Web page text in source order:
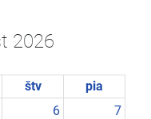
2026
štv
pia
6 7